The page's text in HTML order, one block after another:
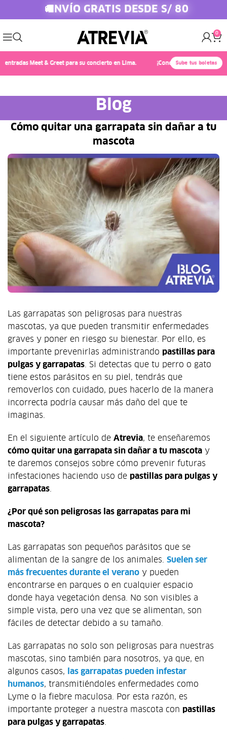
🚚 ENVÍO GRATIS DESDE S/ 80
0
Meet & Greet para su concierto en Lima. ¡Conoce a Chayanne! 🎤✨
Sube tus boletas
Blog
Cómo quitar una garrapata sin dañar a tu
mascota
Las garrapatas son peligrosas para nuestras
mascotas, ya que pueden transmitir enfermedades
graves y poner en riesgo su bienestar. Por ello, es
importante prevenirlas administrando pastillas para
pulgas y garrapatas. Si detectas que tu perro o gato
tiene estos parásitos en su piel, tendrás que
removerlos con cuidado, pues hacerlo de la manera
incorrecta podría causar más daño del que te
imaginas.
En el siguiente artículo de Atrevia, te enseñaremos
cómo quitar una garrapata sin dañar a tu mascota y
te daremos consejos sobre cómo prevenir futuras
infestaciones haciendo uso de pastillas para pulgas y
garrapatas.
¿Por qué son peligrosas las garrapatas para mi
mascota?
Las garrapatas son pequeños parásitos que se
alimentan de la sangre de los animales. Suelen ser
más frecuentes durante el verano y pueden
encontrarse en parques o en cualquier espacio
donde haya vegetación densa. No son visibles a
simple vista, pero una vez que se alimentan, son
fáciles de detectar debido a su tamaño.
Las garrapatas no solo son peligrosas para nuestras
mascotas, sino también para nosotros, ya que, en
algunos casos,
las garrapatas pueden infestar
humanos, transmitiéndoles enfermedades como
Lyme o la fiebre maculosa. Por esta razón, es
importante proteger a nuestra mascota con pastillas
para pulgas y garrapatas.